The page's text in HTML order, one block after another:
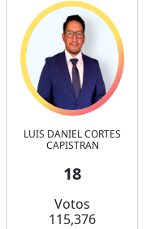
LUIS DANIEL CORTES
CAPISTRAN
18
Votos
115,376